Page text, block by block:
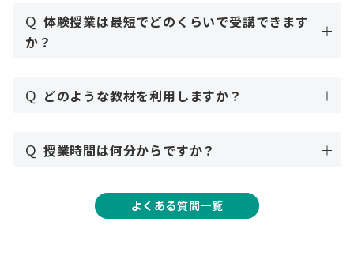
Q 体験授業は最短でどのくらいで受講できます
か？
Q どのような教材を利用しますか？
Q 授業時間は何分からですか？
よくある質問一覧